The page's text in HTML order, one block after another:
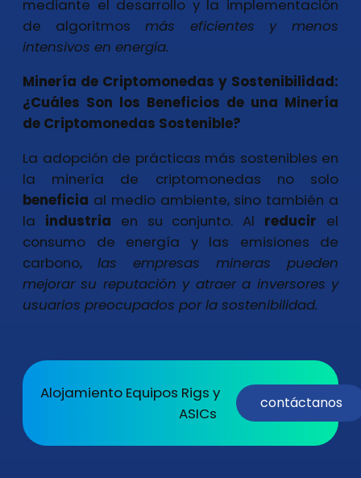
mediante el desarrollo y la implementación
de algoritmos más eficientes
y menos
intensivos en energía.
Minería de Criptomonedas y Sostenibilidad:
¿Cuáles Son los Beneficios de una Minería
de Criptomonedas Sostenible?
La adopción de prácticas más sostenibles en
la minería de criptomonedas no solo
beneficia al medio ambiente, sino también a
la industria en su conjunto. Al reducir el
consumo de energía y las emisiones de
carbono, las empresas mineras pueden
mejorar su reputación y atraer a inversores y
usuarios preocupados por la sostenibilidad.
Alojamiento Equipos Rigs y
ASICs
contáctanos